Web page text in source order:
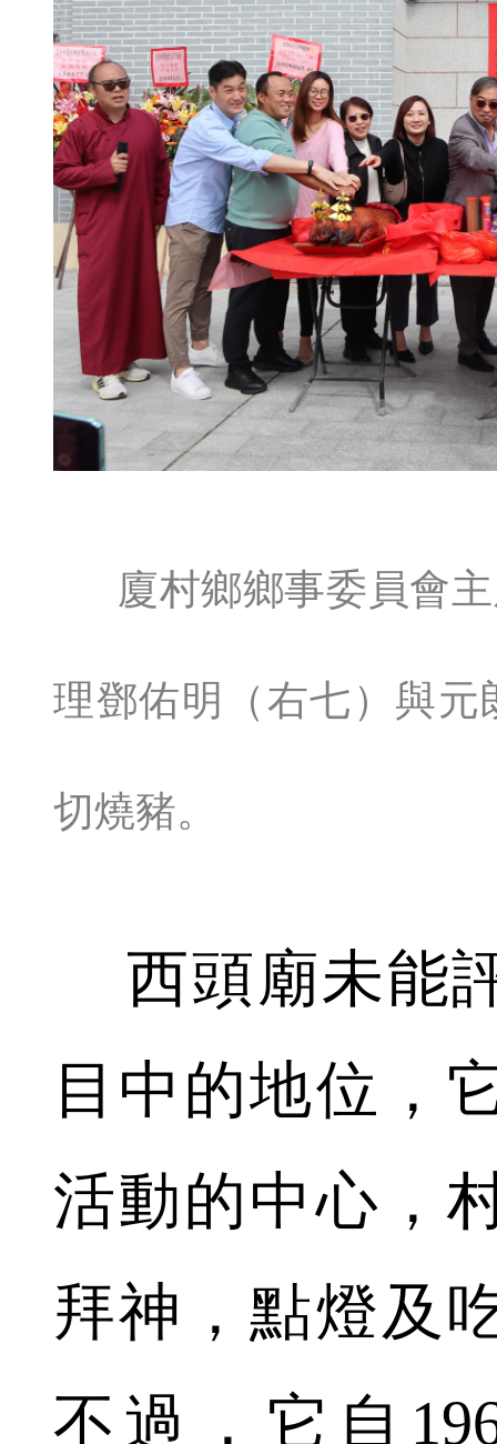
廈村鄉鄉事委員會
理鄧佑明（右七）與
切燒豬。
西頭廟未能
目中的地位，
活動的中心，
拜神，點燈及
不過，它自